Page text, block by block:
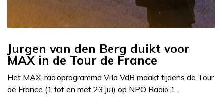
Jurgen van den Berg duikt voor
MAX in de Tour de France
Het MAX-radioprogramma Villa VdB maakt tijdens de Tour
de France (1 tot en met 23 juli) op NPO Radio 1…